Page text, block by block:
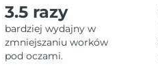
3.5 razy
bardziej wydajny w
zmniejszaniu worków
pod oczami.